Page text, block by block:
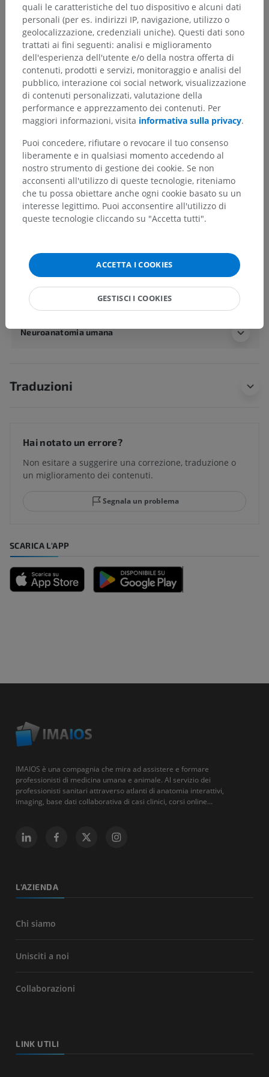
Gerarchia anatomica
Anatomia umana 1
Anatomia sistemica> Sistema nervoso>
Tronco encefalico> Tratto tetto-spinale
Strutture sottostanti:Non sono presenti strutture
soggiacenti per questa parte anatomica
Neuroanatomia umana
Traduzioni
Hai notato un errore?
Non esitare a suggerire una correzione, traduzione o
un miglioramento dei contenuti.
Segnala un problema
SCARICA L'APP
IMAIOS è una compagnia che mira ad assistere e formare
professionisti di medicina umana e animale. Al servizio dei
professionisti sanitari attraverso atlanti di anatomia interattivi,
imaging, base dati collaborativa di casi clinici, corsi online...
L'AZIENDA
Chi siamo
Unisciti a noi
Collaborazioni
LINK UTILI
quali le caratteristiche del tuo dispositivo e alcuni dati
personali (per es. indirizzi IP, navigazione, utilizzo o
geolocalizzazione, credenziali uniche). Questi dati sono
trattati ai fini seguenti: analisi e miglioramento
dell'esperienza dell'utente e/o della nostra offerta di
contenuti, prodotti e servizi, monitoraggio e analisi del
pubblico, interazione coi social network, visualizzazione
di contenuti personalizzati, valutazione della
performance e apprezzamento dei contenuti. Per
maggiori informazioni, visita informativa sulla privacy.
Puoi concedere, rifiutare o revocare il tuo consenso
liberamente e in qualsiasi momento accedendo al
nostro strumento di gestione dei cookie. Se non
acconsenti all'utilizzo di queste tecnologie, riteniamo
che tu possa obiettare anche ogni cookie basato su un
interesse legittimo. Puoi acconsentire all'utilizzo di
queste tecnologie cliccando su "Accetta tutti".
ACCETTA I COOKIES
GESTISCI I COOKIES